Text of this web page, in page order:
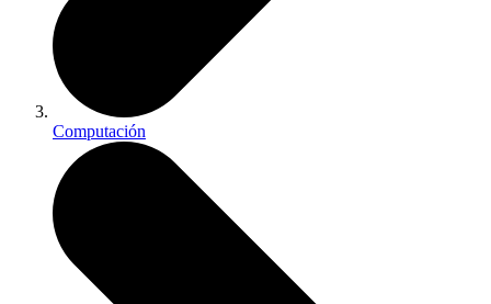
Computación